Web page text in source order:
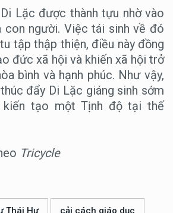
Lặc được thành tựu nhờ vào
con người. Việc tái sinh về đó
tập thập thiện, điều này đồng
đức xã hội và khiến xã hội trở
bình và hạnh phúc. Như vậy,
đẩy Di Lặc giáng sinh sớm
kiến tạo một Tịnh độ tại thế
Tricycle
Thái Hư cải cách giáo dục